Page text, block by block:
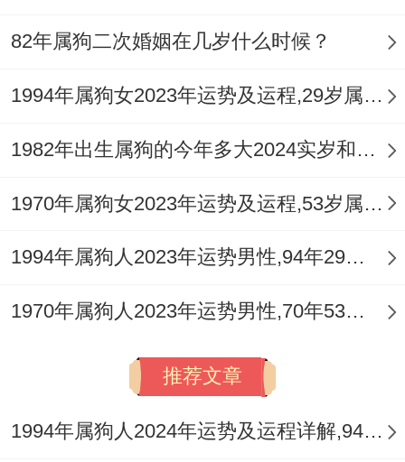
5、健康运气
由于...的原因2024年冲岁，导致脾胃受创~
再健康宫逗留、意味着属狗朋友会有一些小
种情况有需要一直到2025年3月。
另,健康宫有【死符】也不用过于担忧，只是
不暴饮暴食,平日里每周锻炼运动2-3次即可
缓解。
82年属狗二次婚姻在几岁什么时候？
1994年属狗女2023年运势及运程,29岁属狗人2023全年每月运势女性如何
1982年出生属狗的今年多大2024实岁和虚岁
1970年属狗女2023年运势及运程,53岁属狗人2023全年每月运势女性如何
1994年属狗人2023年运势男性,94年29岁属狗男2023年每月运程怎么样
1970年属狗人2023年运势男性,70年53岁属狗男2023年每月运程怎么样
推荐文章
1994年属狗人2024年运势及运程详解,94年出生30岁肖狗人在2024全年每月运势完整版